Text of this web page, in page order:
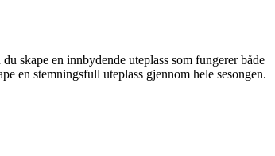
skape en innbydende uteplass som fungerer både
en stemningsfull uteplass gjennom hele sesongen.